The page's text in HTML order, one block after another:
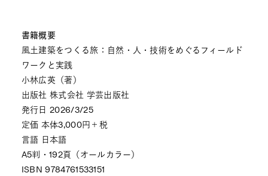
書籍概要
風土建築をつくる旅：自然・人・技術をめぐるフィールド
ワークと実践
小林広英（著）
出版社 株式会社 学芸出版社
発行日 2026/3/25
定価 本体3,000円＋税
言語 日本語
A5判・192頁（オールカラー）
ISBN 9784761533151